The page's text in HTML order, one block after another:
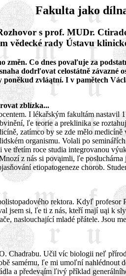
Fakulta jako
s prof. MUDr.
vědecké rady Ústavu
Co dnes povaľuje za
dodrľovat celostátně závazné
zvláątní. I v pamětech
zblízka...
I lékařským fakultám
ľe teorie a preklinika se
zatímco by se zde mělo
organismu. Volali po
třetím roce studia integrovanou
z nás si povąimli, ľe
etiopatogeneze chorob.
rektora. Kdyľ
jsem si, ľe ti z nás, kteří mají uąi k
naslouchající mladé přátele. Jsou
Chadrabu. Učil víc biologii neľ
samému, ľe mi umoľní
a předevąím ľivý příklad